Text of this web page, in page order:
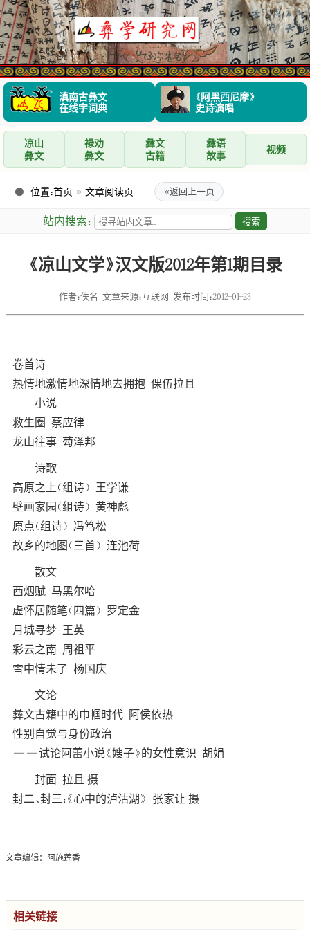
滇南古彝文
在线字词典
《阿黑西尼摩》
史诗演唱
凉山
彝文
禄劝
彝文
彝文
古籍
彝语
故事
视频
位置：首页 » 文章阅读页 «返回上一页
站内搜索：
《凉山文学》汉文版2012年第1期目录
作者：佚名 文章来源：互联网 发布时间：2012-01-23
卷首诗
热情地激情地深情地去拥抱 倮伍拉且
小说
救生圈 蔡应律
龙山往事 芶泽邦
诗歌
高原之上（组诗） 王学谦
壁画家园（组诗） 黄神彪
原点（组诗） 冯笃松
故乡的地图（三首） 连池荷
散文
西烟赋 马黑尔哈
虚怀居随笔（四篇） 罗定金
月城寻梦 王英
彩云之南 周祖平
雪中情未了 杨国庆
文论
彝文古籍中的巾帼时代 阿侯依热
性别自觉与身份政治
——试论阿蕾小说《嫂子》的女性意识 胡娟
封面 拉且 摄
封二、封三：《心中的泸沽湖》 张家让 摄
文章编辑：阿施莲香
相关链接